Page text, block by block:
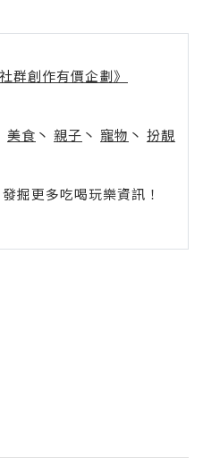
群創作有價企劃》
美食 丶 親子 丶 寵物 丶 扮靚
掘更多吃喝玩樂資訊！